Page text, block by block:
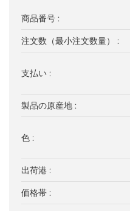
商品番号 :
注文数（最小注文数量） :
支払い :
製品の原産地 :
色 :
出荷港 :
価格帯 :